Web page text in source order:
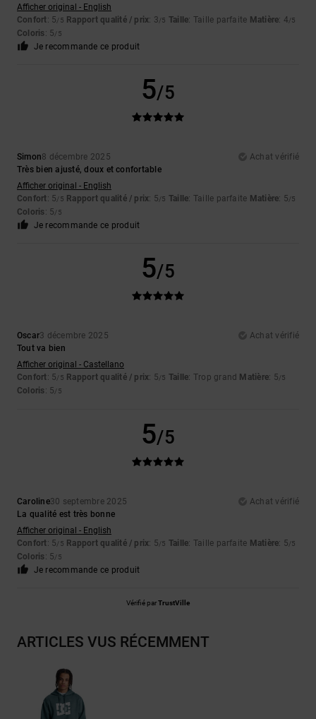
Afficher original - English
Confort: 5/5 Rapport qualité / prix: 3/5 Taille: Taille parfaite Matière: 4/5
Coloris: 5/5
Je recommande ce produit
5/5
Simon8 décembre 2025
Achat vérifié
Très bien ajusté, doux et confortable
Afficher original - English
Confort: 5/5 Rapport qualité / prix: 5/5 Taille: Taille parfaite Matière: 5/5
Coloris: 5/5
Je recommande ce produit
5/5
Oscar3 décembre 2025
Achat vérifié
Tout va bien
Afficher original - Castellano
Confort: 5/5 Rapport qualité / prix: 5/5 Taille: Trop grand Matière: 5/5
Coloris: 5/5
5/5
Caroline30 septembre 2025
Achat vérifié
La qualité est très bonne
Afficher original - English
Confort: 5/5 Rapport qualité / prix: 5/5 Taille: Taille parfaite Matière: 5/5
Coloris: 5/5
Je recommande ce produit
Vérifié parTrustVille
ARTICLES VUS RÉCEMMENT